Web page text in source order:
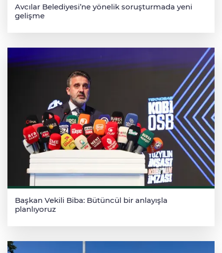
Avcılar Belediyesi’ne yönelik soruşturmada yeni
gelişme
Başkan Vekili Biba: Bütüncül bir anlayışla
planlıyoruz